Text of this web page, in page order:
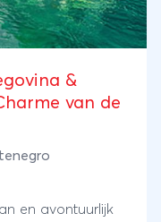
&
van de
en avontuurlijk